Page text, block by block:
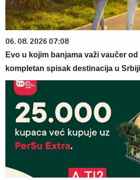
06. 08. 2026 07:08
Evo u kojim banjama važi vaučer od
kompletan spisak destinacija u Srbiji